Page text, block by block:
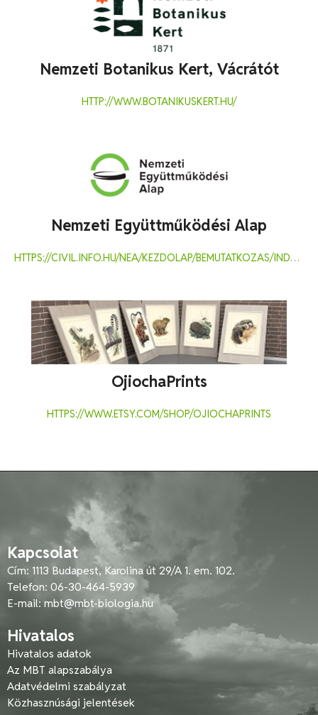
Nemzeti Botanikus Kert, Vácrátót
HTTP://WWW.BOTANIKUSKERT.HU/
Nemzeti Együttműködési Alap
HTTPS://CIVIL.INFO.HU/NEA/KEZDOLAP/BEMUTATKOZAS/INDEX.HTML
OjiochaPrints
HTTPS://WWW.ETSY.COM/SHOP/OJIOCHAPRINTS
Kapcsolat
Cím: 1113 Budapest, Karolina út 29/A 1. em. 102.
Telefon: 06-30-464-5939
E-mail:mbt@mbt-biologia.hu
Hivatalos
Hivatalos adatok
Az MBT alapszabálya
Adatvédelmi szabályzat
Közhasznúsági jelentések